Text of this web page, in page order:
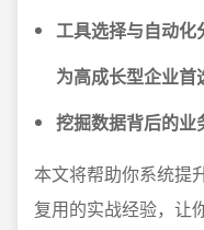
工具选择与自动
为高成长型企业首
挖掘数据背后的业
本文将帮助你系统提
复用的实战经验，让